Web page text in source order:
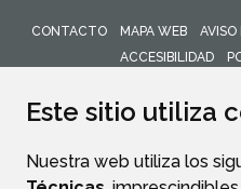
Este sitio utiliza
Nuestra web utiliza los
CONTACTO MAPA WEB AVISO
ACCESIBILIDAD